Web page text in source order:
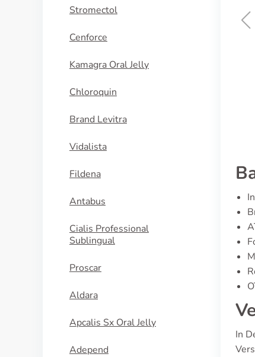
Stromectol
Cenforce
Kamagra Oral Jelly
Chloroquin
Brand Levitra
Vidalista
Fildena
Antabus
Cialis Professional
Sublingual
Proscar
Aldara
Apcalis Sx Oral Jelly
Adepend
In